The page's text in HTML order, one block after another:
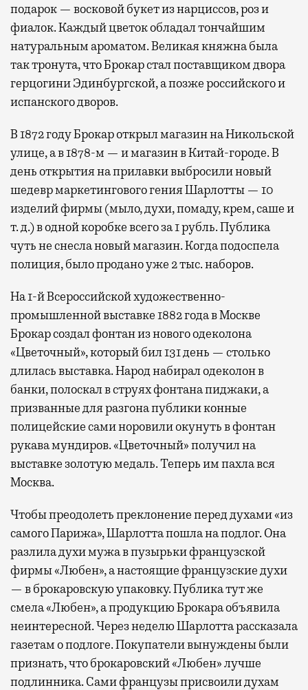
подарок — восковой букет из нарциссов, роз и
фиалок. Каждый цветок обладал тончайшим
натуральным ароматом. Великая княжна была
так тронута, что Брокар стал поставщиком двора
герцогини Эдинбургской, а позже российского и
испанского дворов.
В 1872 году Брокар открыл магазин на Никольской
улице, а в 1878-м — и магазин в Китай-городе. В
день открытия на прилавки выбросили новый
шедевр маркетингового гения Шарлотты — 10
изделий фирмы (мыло, духи, помаду, крем, саше и
т. д.) в одной коробке всего за 1 рубль. Публика
чуть не снесла новый магазин. Когда подоспела
полиция, было продано уже 2 тыс. наборов.
На 1-й Всероссийской художественно-
промышленной выставке 1882 года в Москве
Брокар создал фонтан из нового одеколона
«Цветочный», который бил 131 день — столько
длилась выставка. Народ набирал одеколон в
банки, полоскал в струях фонтана пиджаки, а
призванные для разгона публики конные
полицейские сами норовили окунуть в фонтан
рукава мундиров. «Цветочный» получил на
выставке золотую медаль. Теперь им пахла вся
Москва.
Чтобы преодолеть преклонение перед духами «из
самого Парижа», Шарлотта пошла на подлог. Она
разлила духи мужа в пузырьки французской
фирмы «Любен», а настоящие французские духи
— в брокаровскую упаковку. Публика тут же
смела «Любен», а продукцию Брокара объявила
неинтересной. Через неделю Шарлотта рассказала
газетам о подлоге. Покупатели вынуждены были
признать, что брокаровский «Любен» лучше
подлинника. Сами французы присвоили духам